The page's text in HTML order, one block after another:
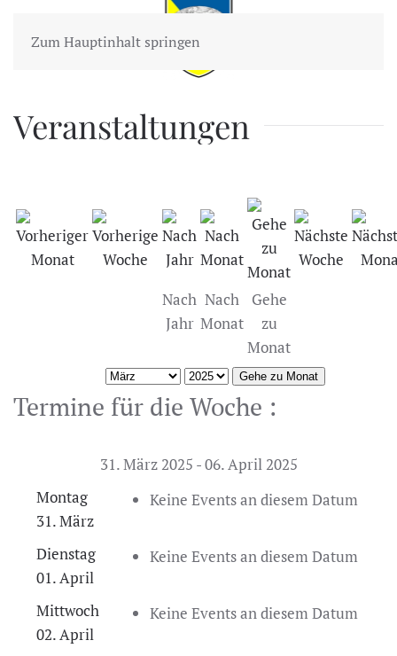
Zum Hauptinhalt springen
Veranstaltungen
Nach
Jahr
Nach
Monat
Gehe
zu
Monat
Gehe zu Monat
Termine für die Woche :
31. März 2025 - 06. April 2025
Montag
31. März
Keine Events an diesem Datum
Dienstag
01. April
Keine Events an diesem Datum
Mittwoch
02. April
Keine Events an diesem Datum